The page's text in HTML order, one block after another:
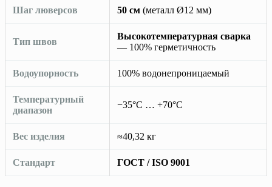
Шаг люверсов 50 см (металл Ø12 мм)
Тип швов
Высокотемпературная сварка
— 100% герметичность
Водоупорность 100% водонепроницаемый
Температурный
диапазон
−35°C … +70°C
Вес изделия ≈40,32 кг
Стандарт ГОСТ / ISO 9001